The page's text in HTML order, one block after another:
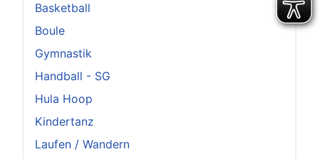
Basketball
Boule
Gymnastik
Handball - SG
Hula Hoop
Kindertanz
Laufen / Wandern